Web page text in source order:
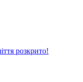
розкрито!